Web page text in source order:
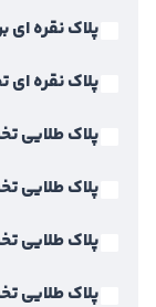
پلاک نقره ای
پلاک نقره ای
پلاک طلایی تخت
پلاک طلایی تخت
پلاک طلایی تخت
پلاک طلایی